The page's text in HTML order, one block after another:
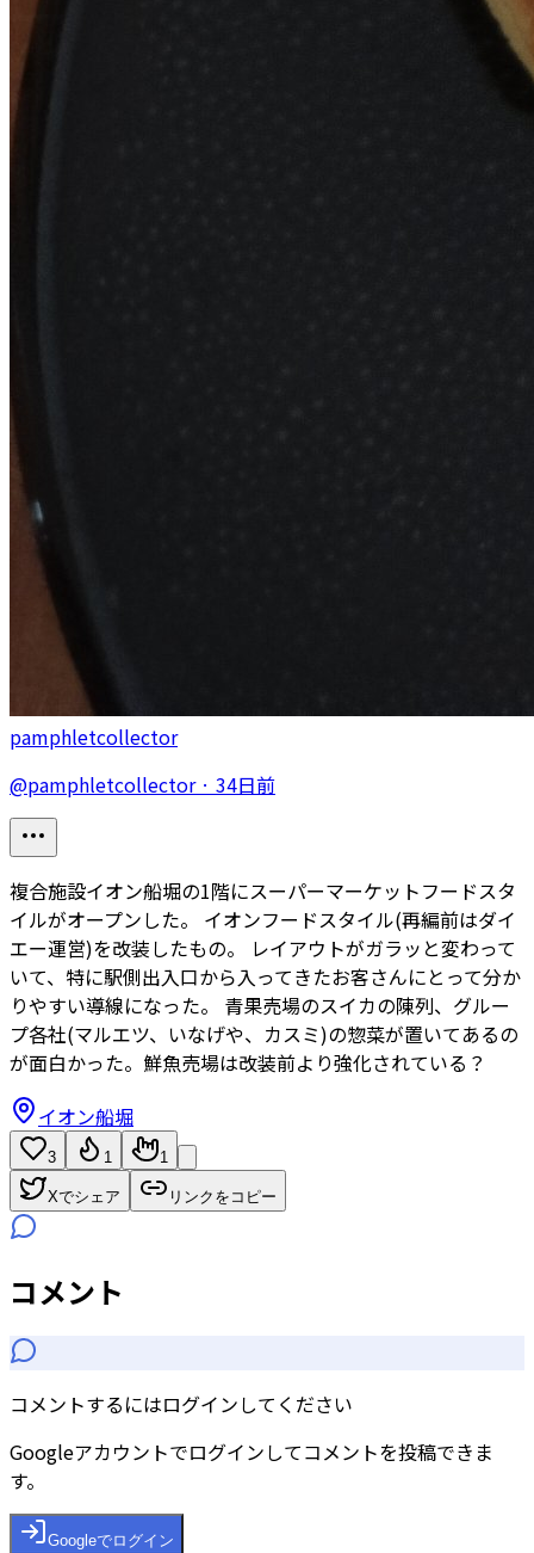
pamphletcollector
@pamphletcollector· 34日前
複合施設イオン船堀の1階にスーパーマーケットフードスタ
イルがオープンした。 イオンフードスタイル(再編前はダイ
エー運営)を改装したもの。 レイアウトがガラッと変わって
いて、特に駅側出入口から入ってきたお客さんにとって分か
りやすい導線になった。 青果売場のスイカの陳列、グルー
プ各社(マルエツ、いなげや、カスミ)の惣菜が置いてあるの
が面白かった。鮮魚売場は改装前より強化されている？
イオン船堀
3 1 1
Xでシェア リンクをコピー
コメント
コメントするにはログインしてください
Googleアカウントでログインしてコメントを投稿できま
す。
Googleでログイン